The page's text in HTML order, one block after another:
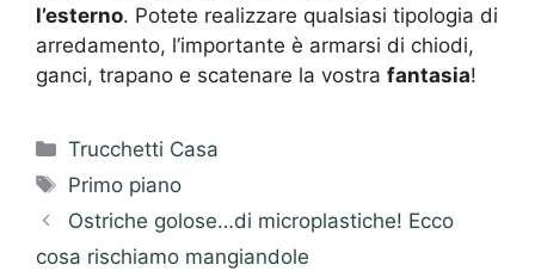
l’esterno. Potete realizzare qualsiasi tipologia di
arredamento, l’importante è armarsi di chiodi,
ganci, trapano e scatenare la vostra fantasia!
Categorie
Trucchetti Casa
Tag
Primo piano
Ostriche golose…di microplastiche! Ecco
cosa rischiamo mangiandole